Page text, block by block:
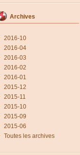
Archives
2016-10
2016-04
2016-03
2016-02
2016-01
2015-12
2015-11
2015-10
2015-09
2015-06
Toutes les archives